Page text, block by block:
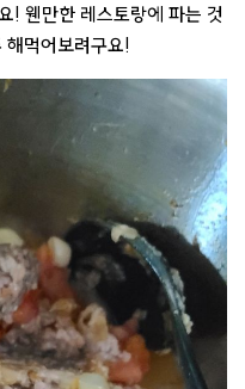
! 웬만한 레스토랑에 파는 것
먹어보려구요!